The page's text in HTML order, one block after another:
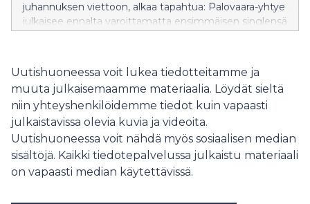
juhannuksen viettoon, alkaa tapahtua: Palovaara-yhtye
julkaisee ennalta varoittamatta ensimmäisen singlensä
Uutishuoneessa voit lukea tiedotteitamme ja
muuta julkaisemaamme materiaalia. Löydät sieltä
niin yhteyshenkilöidemme tiedot kuin vapaasti
julkaistavissa olevia kuvia ja videoita.
Uutishuoneessa voit nähdä myös sosiaalisen median
sisältöjä. Kaikki tiedotepalvelussa julkaistu materiaali
on vapaasti median käytettävissä.